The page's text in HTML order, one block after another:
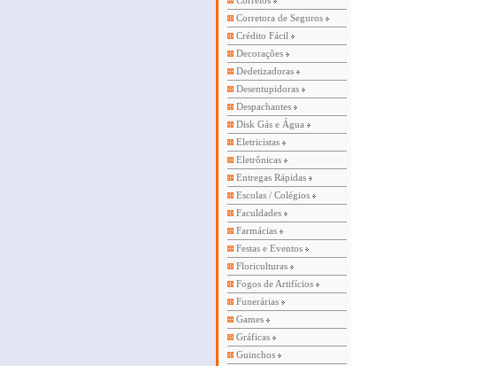
Corretora de Seguros
Crédito Fácil
Decorações
Dedetizadoras
Desentupidoras
Despachantes
Disk Gás e Água
Eletricistas
Eletrônicas
Entregas Rápidas
Escolas / Colégios
Faculdades
Farmácias
Festas e Eventos
Floriculturas
Fogos de Artifícios
Funerárias
Games
Gráficas
Guinchos